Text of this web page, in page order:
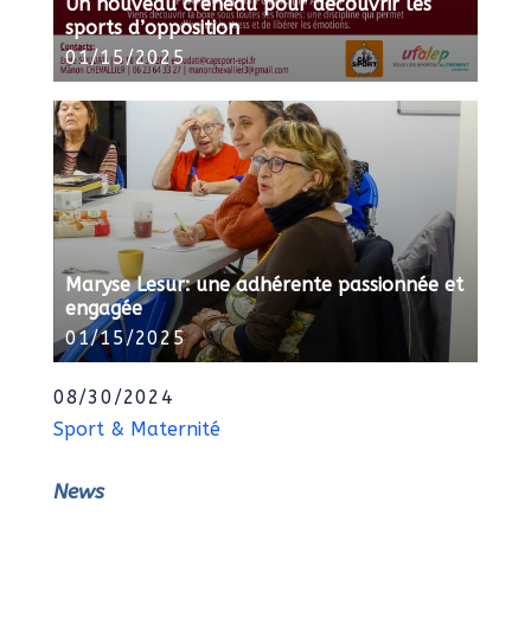
sports d’opposition
01/15/2025
Maryse Lesur: une adhérente passionnée et
engagée
01/15/2025
08/30/2024
Sport & Maternité
News